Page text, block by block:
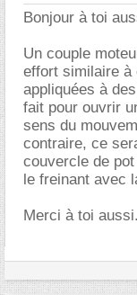
Bonjour à toi
Un couple
effort similaire à
appliquées à
fait pour ouvrir
sens du
contraire, ce
couvercle de
le freinant avec
Merci à toi